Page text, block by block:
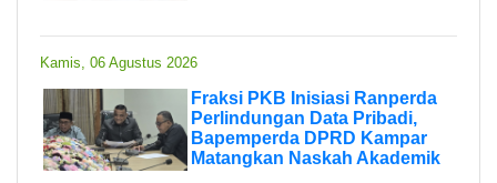
Kamis, 06 Agustus 2026
Fraksi PKB Inisiasi Ranperda
Perlindungan Data Pribadi,
Bapemperda DPRD Kampar
Matangkan Naskah Akademik